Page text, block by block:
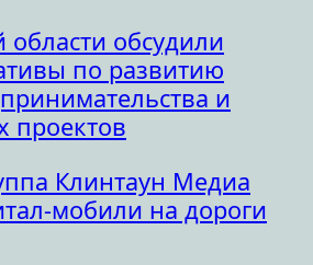
области обсудили
по развитию
и
проектов
Клинтаун Медиа
мобили на дороги